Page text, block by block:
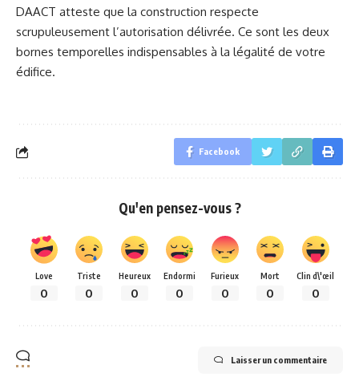
DAACT atteste que la construction respecte
scrupuleusement l’autorisation délivrée. Ce sont les deux
bornes temporelles indispensables à la légalité de votre
édifice.
Facebook
Qu'en pensez-vous ?
Love
0
Triste
0
Heureux
0
Endormi
0
Furieux
0
Mort
0
Clin d\'œil
0
Laisser un commentaire